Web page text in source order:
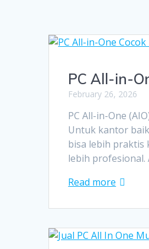
PC All-in-
February 26, 2026
PC All-in-One
Untuk kantor
bisa lebih praktis
lebih
Read more